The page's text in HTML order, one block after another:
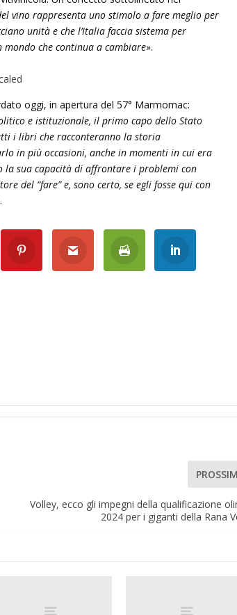
vino rappresenta uno stimolo a fare meglio per
unità e che l’Italia faccia sistema per
mondo che continua a cambiare».
oggi, in apertura del 57° Marmomac:
e istituzionale, il primo capo dello Stato
i libri che racconteranno la storia
in più occasioni, anche in momenti in cui era
la sua capacità di affrontare i problemi con
del “fare” e, sono certo, se egli fosse qui con
Volley, ecco gli impegni della qualificazione
2024 per i giganti della Rana